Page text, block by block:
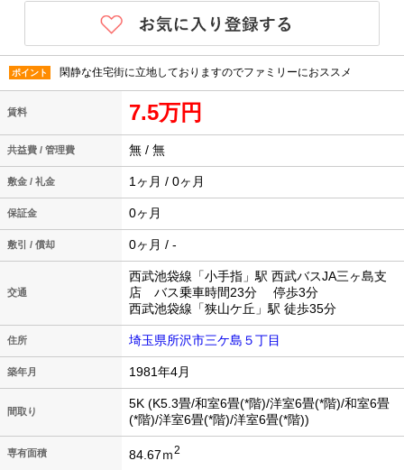
ポイント 閑静な住宅街に立地しておりますのでファミリーにおススメ
賃料 7.5万円
共益費 / 管理費 無 / 無
敷金 / 礼金 1ヶ月 / 0ヶ月
保証金 0ヶ月
敷引 / 償却 0ヶ月 / -
交通
西武池袋線「小手指」駅 西武バスJA三ヶ島支
店 バス乗車時間23分 停歩3分
西武池袋線「狭山ケ丘」駅 徒歩35分
住所 埼玉県所沢市三ケ島５丁目
築年月 1981年4月
間取り
5K (K5.3畳/和室6畳(*階)/洋室6畳(*階)/和室6畳
(*階)/洋室6畳(*階)/洋室6畳(*階))
専有面積 84.67ｍ2